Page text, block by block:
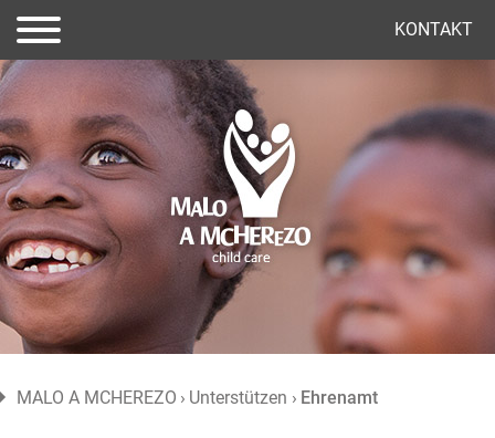
(current)
KONTAKT
MALO A MCHEREZO Unterstützen Ehrenamt